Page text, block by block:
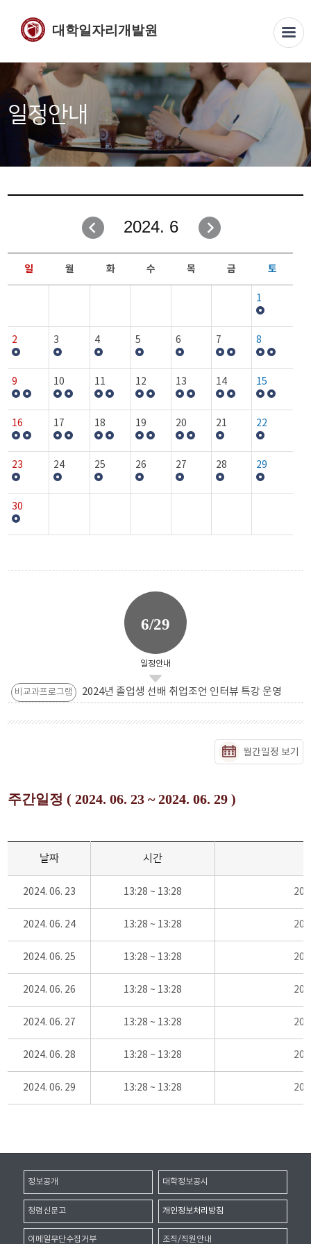
대학일자리개발원
일정안내
2024. 6
일 월 화 수 목 금 토
1
2 3 4 5 6 7 8
9 10 11 12 13 14 15
16 17 18 19 20 21 22
23 24 25 26 27 28 29
30
6/29
일정안내
비교과프로그램 2024년 졸업생 선배 취업조언 인터뷰 특강 운영
월간일정 보기
주간일정 ( 2024. 06. 23 ~ 2024. 06. 29 )
날짜 시간
2024. 06. 23 13:28 ~ 13:28
2024. 06. 24 13:28 ~ 13:28
2024. 06. 25 13:28 ~ 13:28
2024. 06. 26 13:28 ~ 13:28
2024. 06. 27 13:28 ~ 13:28
2024. 06. 28 13:28 ~ 13:28
2024. 06. 29 13:28 ~ 13:28
정보공개 대학정보공시
청렴신문고 개인정보처리방침
이메일무단수집거부 조직/직원안내